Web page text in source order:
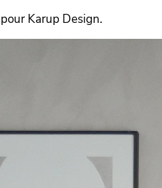
Karup Design.